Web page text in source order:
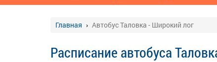
Главная Автобус Таловка - Широкий лог
Расписание автобуса